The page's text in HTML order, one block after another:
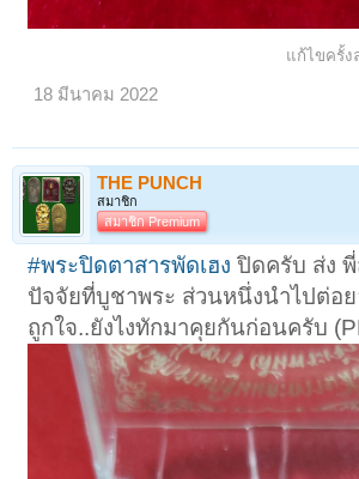
แก้ไขครั้ง
18 มีนาคม 2022
THE PUNCH
สมาชิก
สมาชิก Premium
#พระปิดตาสารพัดเฮง ปิดครับ ส่ง
ปัจจัยที่บูชาพระ ส่วนหนึ่งนำไปต่
ถูกใจ..ยังไงทักมาคุยกันก่อนครับ